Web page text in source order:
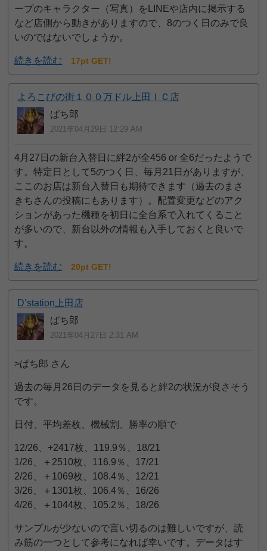
ープのキャラクター（写真）をLINEや店内に掲示する
など店側から動きがありますので、8のつく日のみで良
いのではないでしょうか。
続きを読む 17pt GET!
よろこびの街１００万ドル上田ＩＣ店
ぱち郎
2021年04月29日 12:29 AM
4月27日の新台入替日に絆2が全456 or 全6だったようで
す。特定日として5のつく日、毎月21日がありますが、
ここのお店は新台入替日も期待できます（過去のまさ
きちさんの投稿にもあります）。配置変更などのアク
ションがあった機種を初日に全台系で入れてくること
が多いので、新台以外の情報も入手しておくと良いで
す。
続きを読む 20pt GET!
D’station上田店
ぱち郎
2021年04月27日 2:31 AM
>ぱち郎 さん
過去の毎月26日のデータを見ると絆2の状況が良さそう
です。
日付、平均差枚、機械割、勝率の順で
12/26、+2417枚、119.9％、18/21
1/26、＋2510枚、116.9％、17/21
2/26、＋1069枚、108.4％、12/21
3/26、＋1301枚、106.4％、16/26
4/26、＋1044枚、105.2％、18/26
サンプルが少ないので言い切るのは難しいですが、読
み筋の一つとして参考になれば幸いです。データはす